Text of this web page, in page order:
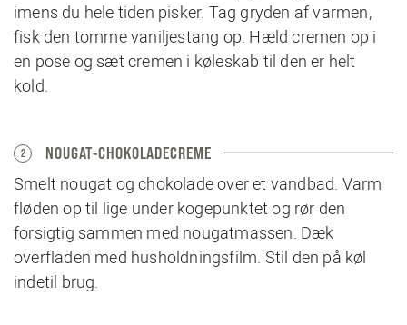
imens du hele tiden pisker. Tag gryden af varmen,
fisk den tomme vaniljestang op. Hæld cremen op i
en pose og sæt cremen i køleskab til den er helt
kold.
2 NOUGAT-CHOKOLADECREME
Smelt nougat og chokolade over et vandbad. Varm
fløden op til lige under kogepunktet og rør den
forsigtig sammen med nougatmassen. Dæk
overfladen med husholdningsfilm. Stil den på køl
indetil brug.